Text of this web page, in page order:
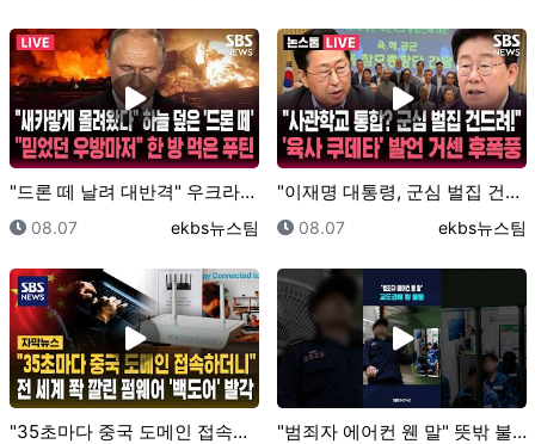
"드론 떼 날려 대반격" 우크라이나, 러시아 최대 정유…
등록일
08.07 등록자
ekbs뉴스팀
"이재명 대통령, 군심 벌집 건드렸다" '육사 쿠데타'…
등록일
08.07 등록자
ekbs뉴스팀
"35초마다 중국 도메인 접속하더니"..전 세계 쫙 깔… "범죄자 에어컨 웬 말" 뜻밖 불똥 / SBS / #s…